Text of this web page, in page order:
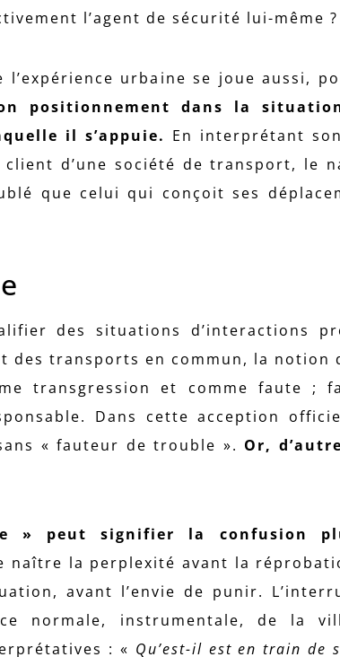
l’agent de sécurité lui-même ?
urbaine se joue aussi,
positionnement dans la
il s’appuie. En interprétant
d’une société de transport, le
que celui qui conçoit ses
des situations d’interactions
des transports en commun, la notion
transgression et comme faute ;
Dans cette acception
« fauteur de trouble ». Or,
» peut signifier la confusion
naître la perplexité avant la
avant l’envie de punir.
normale, instrumentale, de la
: « Qu’est-il est en train de